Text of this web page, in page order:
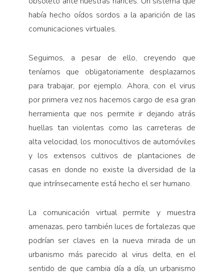
había hecho oídos sordos a la aparición de las
comunicaciones virtuales.
Seguimos, a pesar de ello, creyendo que
teníamos que obligatoriamente desplazarnos
para trabajar, por ejemplo. Ahora, con el virus
por primera vez nos hacemos cargo de esa gran
herramienta que nos permite ir dejando atrás
huellas tan violentas como las carreteras de
alta velocidad, los monocultivos de automóviles
y los extensos cultivos de plantaciones de
casas en donde no existe la diversidad de la
que intrínsecamente está hecho el ser humano.
La comunicación virtual permite y muestra
amenazas, pero también luces de fortalezas que
podrían ser claves en la nueva mirada de un
urbanismo más parecido al virus delta, en el
sentido de que cambia día a día, un urbanismo